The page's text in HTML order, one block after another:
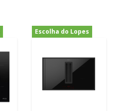
Escolha do Lopes